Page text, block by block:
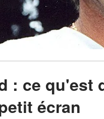
: ce qu'est
écran